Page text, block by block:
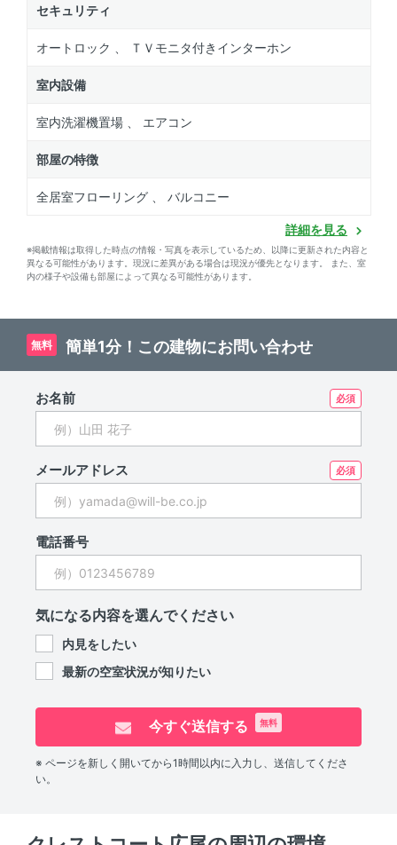
セキュリティ
オートロック 、 ＴＶモニタ付きインターホン
室内設備
室内洗濯機置場 、 エアコン
部屋の特徴
全居室フローリング 、 バルコニー
詳細を見る
※掲載情報は取得した時点の情報・写真を表示しているため、以降に更新された内容と
異なる可能性があります。現況に差異がある場合は現況が優先となります。 また、室
内の様子や設備も部屋によって異なる可能性があります。
無料 簡単1分！この建物にお問い合わせ
お名前
メールアドレス
電話番号
気になる内容を選んでください
内見をしたい
最新の空室状況が知りたい
今すぐ送信する 無料
※ ページを新しく開いてから1時間以内に入力し、送信してくださ
い。